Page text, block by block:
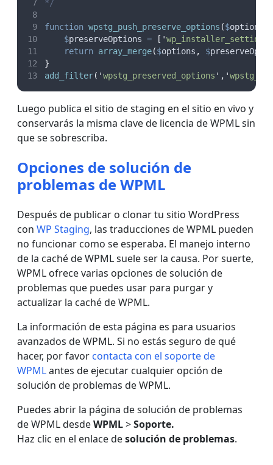
*/
function wpstg_push_preserve_options ($options
$preserveOptions = [ 'wp_installer_settings
return array_merge($options , $
}
add_filter( 'wpstg_preserved_options ' , '
Luego publica el sitio de staging en el sitio en vivo y
conservarás la misma clave de licencia de WPML sin
que se sobrescriba.
Opciones de solución de
problemas de WPML
Después de publicar o clonar tu sitio WordPress
con WP Staging, las traducciones de WPML pueden
no funcionar como se esperaba. El manejo interno
de la caché de WPML suele ser la causa. Por suerte,
WPML ofrece varias opciones de solución de
problemas que puedes usar para purgar y
actualizar la caché de WPML.
La información de esta página es para usuarios
avanzados de WPML. Si no estás seguro de qué
hacer, por favor contacta con el soporte de
WPMLantes de ejecutar cualquier opción de
solución de problemas de WPML.
Puedes abrir la página de solución de problemas
de WPML desdeWPML>Soporte.
Haz clic en el enlace desolución de problemas.